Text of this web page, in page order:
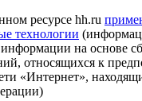
ресурсе hh.ru
технологии
на основе
относящихся к
«Интернет»,